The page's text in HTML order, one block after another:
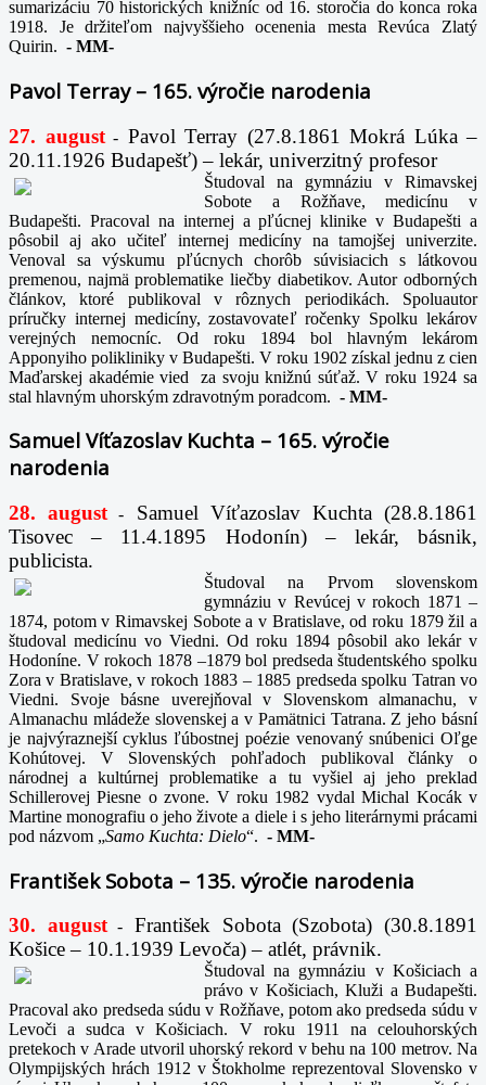
sumarizáciu 70 historických knižníc od 16. storočia do konca roka
1918. Je držiteľom najvyššieho ocenenia mesta Revúca Zlatý
Quirin. - MM-
Pavol Terray – 165. výročie narodenia
27. august- Pavol Terray (27.8.1861 Mokrá Lúka –
20.11.1926 Budapešť) – lekár, univerzitný profesor
Študoval na gymnáziu v Rimavskej
Sobote a Rožňave, medicínu v
Budapešti. Pracoval na internej a pľúcnej klinike v Budapešti a
pôsobil aj ako učiteľ internej medicíny na tamojšej univerzite.
Venoval sa výskumu pľúcnych chorôb súvisiacich s látkovou
premenou, najmä problematike liečby diabetikov. Autor odborných
článkov, ktoré publikoval v rôznych periodikách. Spoluautor
príručky internej medicíny, zostavovateľ ročenky Spolku lekárov
verejných nemocníc. Od roku 1894 bol hlavným lekárom
Apponyiho polikliniky v Budapešti. V roku 1902 získal jednu z cien
Maďarskej akadémie vied za svoju knižnú súťaž. V roku 1924 sa
stal hlavným uhorským zdravotným poradcom. - MM-
Samuel Víťazoslav Kuchta – 165. výročie
narodenia
28. august -
Samuel Víťazoslav Kuchta (28.8.1861
Tisovec – 11.4.1895 Hodonín) – lekár, básnik,
publicista.
Študoval na Prvom slovenskom
gymnáziu v Revúcej v rokoch 1871 –
1874, potom v Rimavskej Sobote a v Bratislave, od roku 1879 žil a
študoval medicínu vo Viedni. Od roku 1894 pôsobil ako lekár v
Hodoníne. V rokoch 1878 –1879 bol predseda študentského spolku
Zora v Bratislave, v rokoch 1883 – 1885 predseda spolku Tatran vo
Viedni. Svoje básne uverejňoval v Slovenskom almanachu, v
Almanachu mládeže slovenskej a v Pamätnici Tatrana. Z jeho básní
je najvýraznejší cyklus ľúbostnej poézie venovaný snúbenici Oľge
Kohútovej. V Slovenských pohľadoch publikoval články o
národnej a kultúrnej problematike a tu vyšiel aj jeho preklad
Schillerovej Piesne o zvone. V roku 1982 vydal Michal Kocák v
Martine monografiu o jeho živote a diele i s jeho literárnymi prácami
pod názvom „Samo Kuchta: Dielo“. - MM-
František Sobota – 135. výročie narodenia
30. august-
František Sobota (Szobota) (30.8.1891
Košice – 10.1.1939 Levoča) – atlét, právnik.
Študoval na gymnáziu v Košiciach a
právo v Košiciach, Kluži a Budapešti.
Pracoval ako predseda súdu v Rožňave, potom ako predseda súdu v
Levoči a sudca v Košiciach. V roku 1911 na celouhorských
pretekoch v Arade utvoril uhorský rekord v behu na 100 metrov. Na
Olympijských hrách 1912 v Štokholme reprezentoval Slovensko v